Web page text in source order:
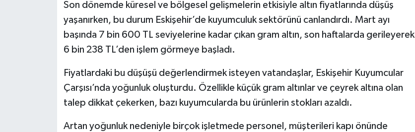
Son dönemde küresel ve bölgesel gelişmelerin etkisiyle altın fiyatlarında düşüş
yaşanırken, bu durum Eskişehir’de kuyumculuk sektörünü canlandırdı. Mart ayı
başında 7 bin 600 TL seviyelerine kadar çıkan gram altın, son haftalarda gerileyerek
6 bin 238 TL’den işlem görmeye başladı.
Fiyatlardaki bu düşüşü değerlendirmek isteyen vatandaşlar, Eskişehir Kuyumcular
Çarşısı’nda yoğunluk oluşturdu. Özellikle küçük gram altınlar ve çeyrek altına olan
talep dikkat çekerken, bazı kuyumcularda bu ürünlerin stokları azaldı.
Artan yoğunluk nedeniyle birçok işletmede personel, müşterileri kapı önünde